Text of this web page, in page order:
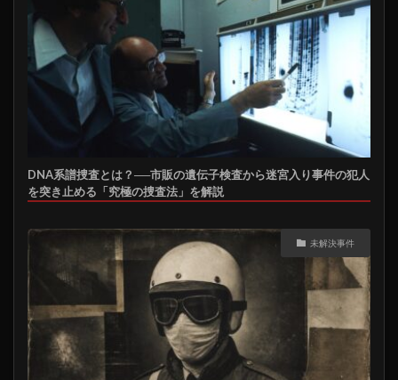
DNA系譜捜査とは？──市販の遺伝子検査から迷宮入り事件の犯人
を突き止める「究極の捜査法」を解説
未解決事件